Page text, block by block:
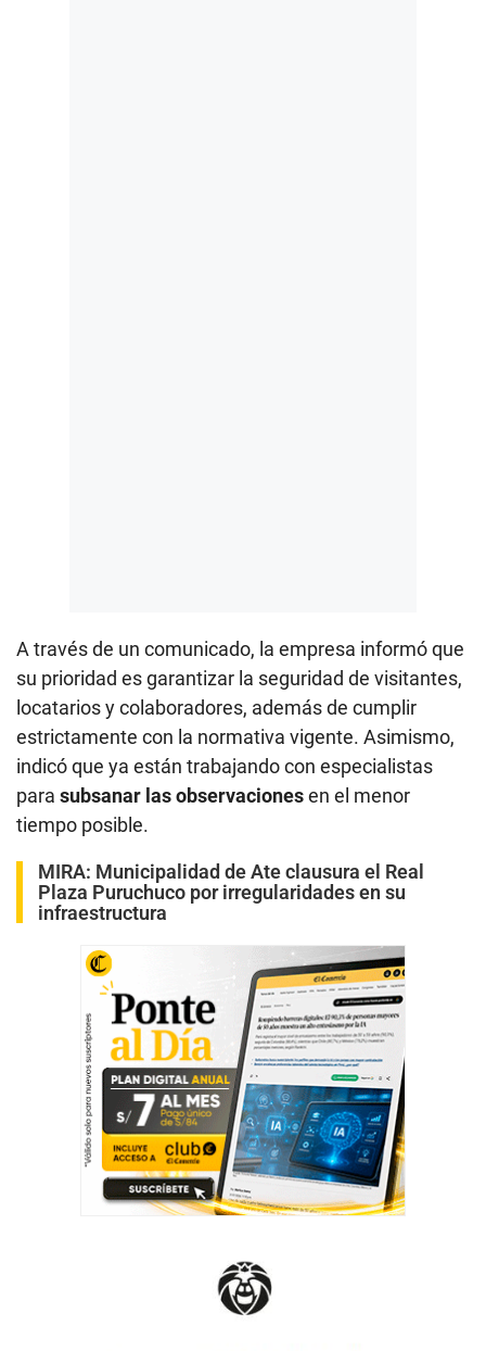
A través de un comunicado, la empresa informó que
su prioridad es garantizar la seguridad de visitantes,
locatarios y colaboradores, además de cumplir
estrictamente con la normativa vigente. Asimismo,
indicó que ya están trabajando con especialistas
para subsanar las observacionesen el menor
tiempo posible.
MIRA: Municipalidad de Ate clausura el Real
Plaza Puruchuco por irregularidades en su
infraestructura